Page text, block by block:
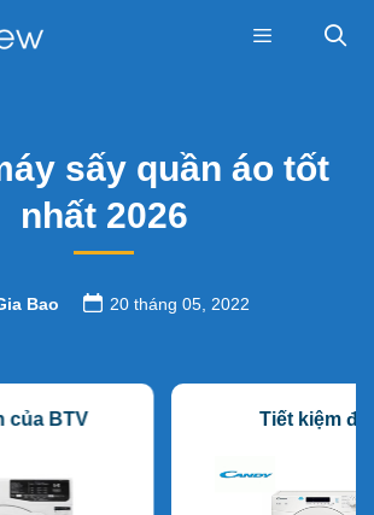
sấy quần áo tốt
nhất 2026
Bao 20 tháng 05, 2022
của BTV Tiết kiệm